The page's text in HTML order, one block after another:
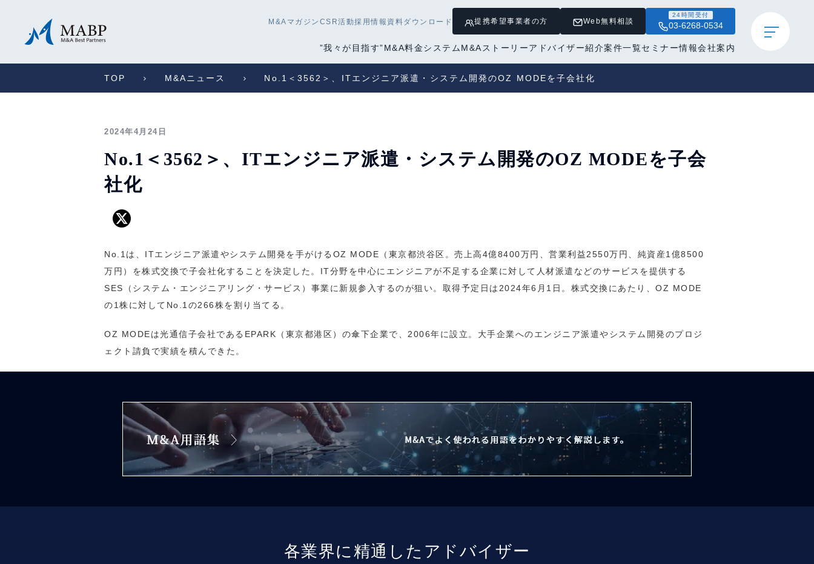
M&Aマガジン CSR活動採用情報 資料ダウンロード 提携希望事業者の方 Web無料相談
24時間受付
03-6268-0534
”我々が目指す”M&A料金システム M&Aストーリーアドバイザー紹介案件一覧セミナー情報会社案内
TOP M&Aニュース No.1＜3562＞、ITエンジニア派遣・システム開発のOZ MODEを子会社化
2024年4月24日
No.1＜3562＞、ITエンジニア派遣・システム開発のOZ MODEを子会
社化
No.1は、ITエンジニア派遣やシステム開発を手がけるOZ MODE（東京都渋谷区。売上高4億8400万円、営業利益2550万円、純資産1億8500
万円）を株式交換で子会社化することを決定した。IT分野を中心にエンジニアが不足する企業に対して人材派遣などのサービスを提供する
SES（システム・エンジニアリング・サービス）事業に新規参入するのが狙い。取得予定日は2024年6月1日。株式交換にあたり、OZ MODE
の1株に対してNo.1の266株を割り当てる。
OZ MODEは光通信子会社であるEPARK（東京都港区）の傘下企業で、2006年に設立。大手企業へのエンジニア派遣やシステム開発のプロジ
ェクト請負で実績を積んできた。
各業界に精通したアドバイザー